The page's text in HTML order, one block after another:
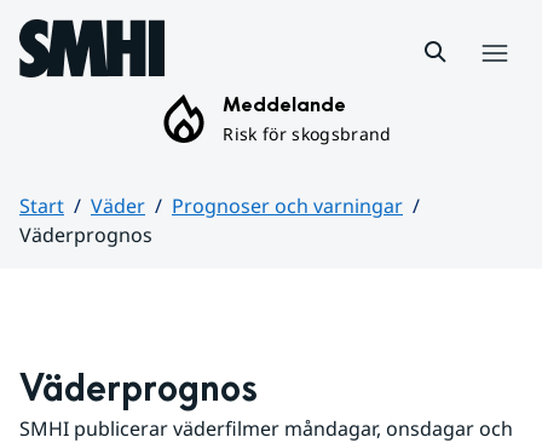
Hoppa till sidans innehåll
Meddelande
Risk för skogsbrand
Start Väder
Prognoser och varningar
Väderprognos
Väderprognos
SMHI publicerar väderfilmer måndagar, onsdagar och